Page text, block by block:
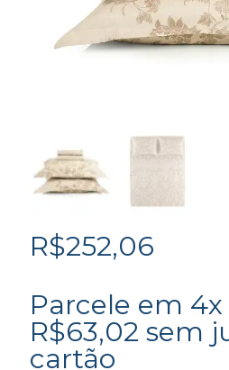
R$252,06
Parcele em 4x
R$63,02 sem
cartão